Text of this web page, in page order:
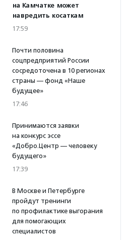
на Камчатке может
навредить косаткам
17:59
Почти половина
соцпредприятий России
сосредоточена в 10 регионах
страны — фонд «Наше
будущее»
17:46
Принимаются заявки
на конкурс эссе
«Добро.Центр — человеку
будущего»
17:39
В Москве и Петербурге
пройдут тренинги
по профилактике выгорания
для помогающих
специалистов